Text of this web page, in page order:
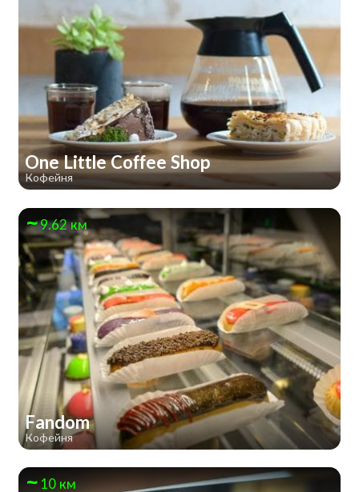
One Little Coffee Shop
Кофейня
9.62 км
Fandom
Кофейня
10 км